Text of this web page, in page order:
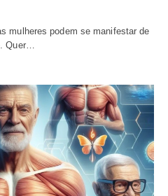
mulheres podem se manifestar de
Quer…